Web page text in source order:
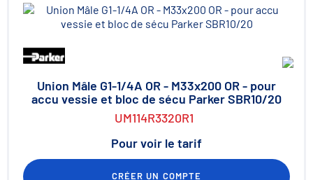
Union Mâle G1-1/4A OR - M33x200 OR - pour
accu vessie et bloc de sécu Parker SBR10/20
UM114R3320R1
Pour voir le tarif
CRÉER UN COMPTE